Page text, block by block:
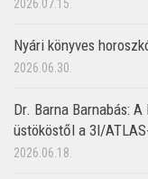
2026.07.15.
Nyári könyves
2026.06.30.
Dr. Barna Barnabás:
üstököstől a 3I/
2026.06.18.